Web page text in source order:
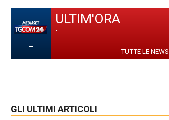
-
ULTIM'ORA
-
TUTTE LE NEWS
GLI ULTIMI ARTICOLI